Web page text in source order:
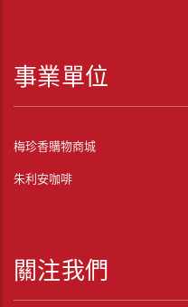
事業單位
梅珍香購物商城
朱利安咖啡
關注我們